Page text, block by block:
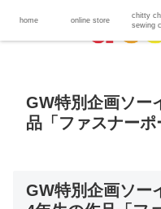
GW特別企画ソ
品「ファスナー
GW特別企画ソー
home online store
chitty
sewing